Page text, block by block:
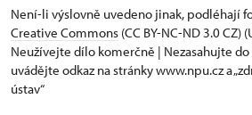
Není-li výslovně uvedeno jinak, podléhají
Creative Commons (CC BY-NC-ND 3.0 CZ)
Neužívejte dílo komerčně | Nezasahujte
uvádějte odkaz na stránky www.npu.cz a
ústav“